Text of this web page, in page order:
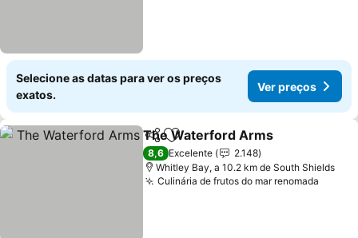
Selecione as datas para ver os preços
exatos.
Ver preços
PartilharAdicionar aos favoritos
The Waterford Arms
8,6 Excelente
2.148
Whitley Bay, a 10.2 km de South Shields
Culinária de frutos do mar renomada